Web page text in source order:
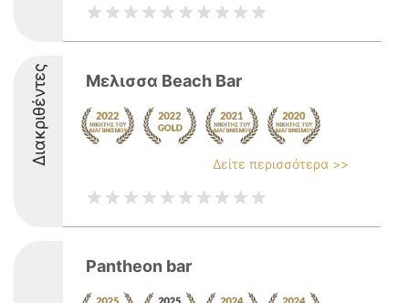
Διακριθέντες Μελισσα Beach Bar
Δείτε περισσότερα >>
Pantheon bar